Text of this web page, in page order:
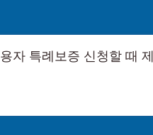
자 특례보증 신청할 때